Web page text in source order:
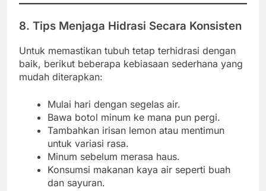
8. Tips Menjaga Hidrasi Secara Konsisten
Untuk memastikan tubuh tetap terhidrasi dengan
baik, berikut beberapa kebiasaan sederhana yang
mudah diterapkan:
Mulai hari dengan segelas air.
Bawa botol minum ke mana pun pergi.
Tambahkan irisan lemon atau mentimun
untuk variasi rasa.
Minum sebelum merasa haus.
Konsumsi makanan kaya air seperti buah
dan sayuran.